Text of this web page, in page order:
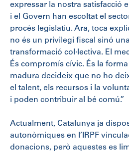
expressar la nostra satisfacció
i el Govern han escoltat el
procés legislatiu. Ara, toca
no és un privilegi fiscal sinó
transformació col·lectiva. El
És compromís cívic. És la
madura decideix que no ho
el talent, els recursos i la
i poden contribuir al bé comú.”
Actualment, Catalunya ja
autonòmiques en l’IRPF
donacions, però aquestes es